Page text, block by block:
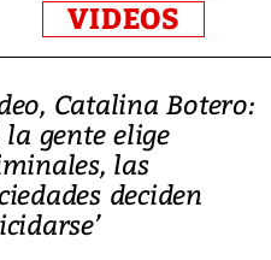
VIDEOS
Catalina Botero:
la gente elige
las
deciden